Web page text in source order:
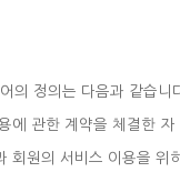
의 정의는 다음과 같습니
에 관한 계약을 체결한 자
회원의 서비스 이용을